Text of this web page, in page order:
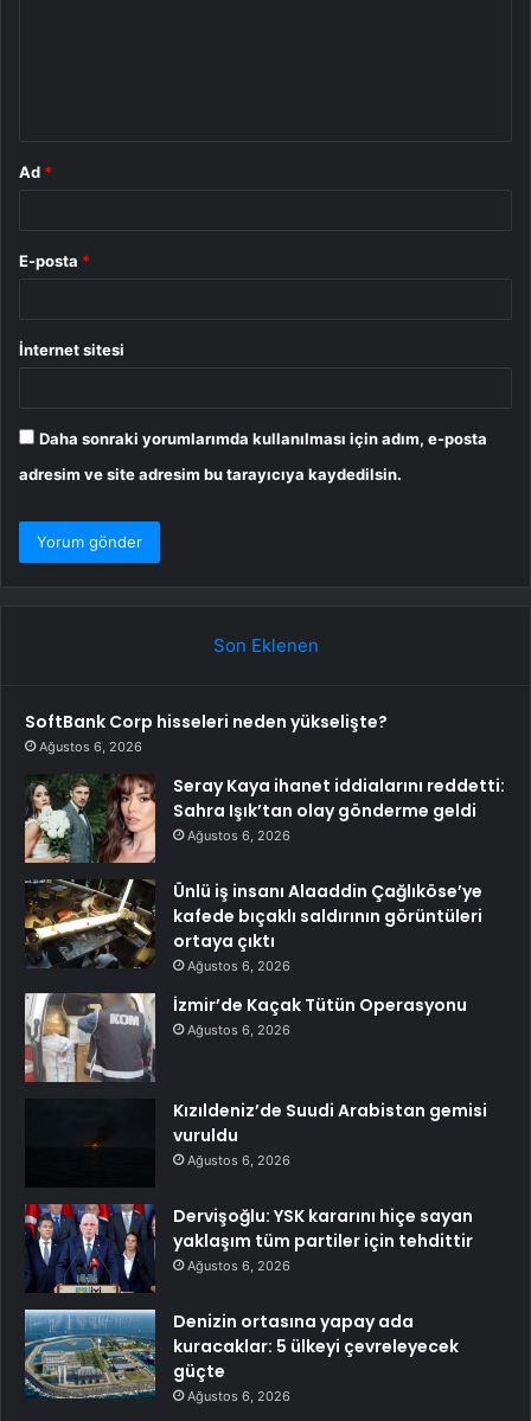
Ad *
E-posta *
İnternet sitesi
Daha sonraki yorumlarımda kullanılması için adım, e-posta
adresim ve site adresim bu tarayıcıya kaydedilsin.
Son Eklenen
SoftBank Corp hisseleri neden yükselişte?
Ağustos 6, 2026
Seray Kaya ihanet iddialarını reddetti:
Sahra Işık’tan olay gönderme geldi
Ağustos 6, 2026
Ünlü iş insanı Alaaddin Çağlıköse’ye
kafede bıçaklı saldırının görüntüleri
ortaya çıktı
Ağustos 6, 2026
İzmir’de Kaçak Tütün Operasyonu
Ağustos 6, 2026
Kızıldeniz’de Suudi Arabistan gemisi
vuruldu
Ağustos 6, 2026
Dervişoğlu: YSK kararını hiçe sayan
yaklaşım tüm partiler için tehdittir
Ağustos 6, 2026
Denizin ortasına yapay ada
kuracaklar: 5 ülkeyi çevreleyecek
güçte
Ağustos 6, 2026